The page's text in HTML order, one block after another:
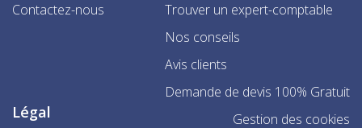
Contactez-nous
Trouver un expert-comptable
Nos conseils
Avis clients
Demande de devis 100% Gratuit
Légal Gestion des cookies